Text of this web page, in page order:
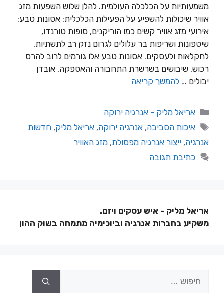
משמעותיות על הכלכלה העולמית. להלן שלוש השפעות מזג
אוויר שיכולות להשפיע על הפעילות הכלכלית: אסונות טבע:
אירועי מזג אוויר קשים כמו הוריקנים, סופות טורנדו,
שיטפונות ושריפות בר עלולים לגרום נזק רב לתשתיות,
לחקלאות ולעסקים. אסונות טבע אלו גורמים לרוב להרס
רכוש, שיבושים בשרשרת התחבורה והאספקה, אובדן
יבולים … להמשך קריאה
אריאל מליק - אנרגיה ירוקה
איכות הסביבה,אנרגיה ירוקה,אריאל מליק,חדשות
אנרגיה, ייצור אנרגיה מפסולת, מזג האוויר
כתיבת תגובה
אריאל מליק - איש עסקים ויזם.
משקיע בחברות אנרגיה וביוכימיה מתמחה בשוק ההון